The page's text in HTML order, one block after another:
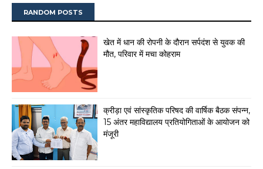
RANDOM POSTS
खेत में धान की रोपनी के दौरान सर्पदंश से युवक की
मौत, परिवार में मचा कोहराम
क्रीड़ा एवं सांस्कृतिक परिषद की वार्षिक बैठक संपन्न,
15 अंतर महाविद्यालय प्रतियोगिताओं के आयोजन को
मंजूरी